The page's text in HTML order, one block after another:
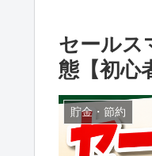
セールス
態【初心
貯金・節約